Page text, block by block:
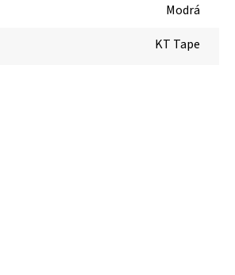
Modrá
KT Tape